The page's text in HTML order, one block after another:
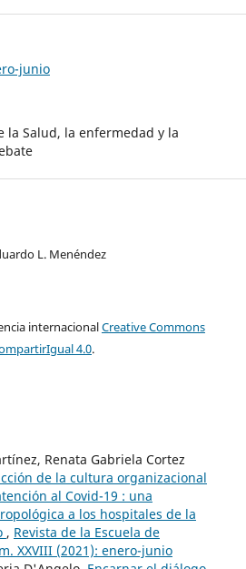
junio
la Salud, la enfermedad y la
L. Menéndez
internacionalCreative Commons
4.0.
Renata Gabriela Cortez
de la cultura organizacional
al Covid-19 : una
a los hospitales de la
, Revista de la Escuela de
XXVIII (2021): enero-junio